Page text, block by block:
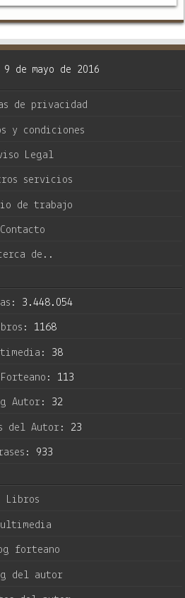
de recrear, y la realidad
de nuestras vidas …
9 de mayo de 2016
de privacidad
y condiciones
Legal
servicios
de trabajo
Contacto
de..
3.448.054
1168
38
113
Autor: 32
del Autor: 23
933
Libros
forteano
del autor